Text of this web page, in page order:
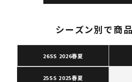
キーワードから探す
キャップ・ハット
パーカー・クル
シーズン別で商
26SS 2026春夏
25SS 2025春夏